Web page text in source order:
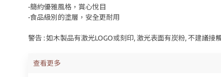
-簡約優雅風格，賞心悅目
-食品級別的塗層，安全更耐用
警告 : 如木製品有激光LOGO或刻印, 激光表面有炭粉, 不建議接
查看更多